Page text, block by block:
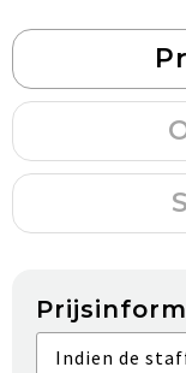
Indien de